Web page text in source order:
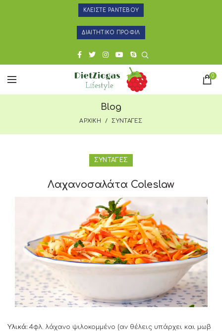
ΚΛΕΙΣΤΕ ΡΑΝΤΕΒΟΥ
ΔΙΑΙΤΗΤΙΚΟ ΠΡΟΦΙΛ
0
Blog
ΑΡΧΙΚΗ ΣΥΝΤΑΓΕΣ
ΣΥΝΤΑΓΕΣ
Λαχανοσαλάτα Coleslaw
Υλικά: 4φλ. λάχανο ψιλοκομμένο (αν θέλεις υπάρχει και μωβ